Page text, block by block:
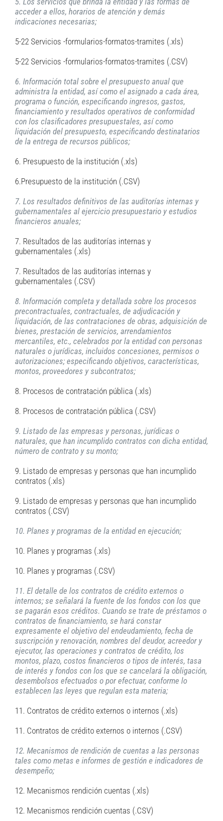
acceder a ellos, horarios de atención y demás
indicaciones necesarias;
5-22 Servicios -formularios-formatos-tramites (.xls)
5-22 Servicios -formularios-formatos-tramites (.CSV)
6. Información total sobre el presupuesto anual que
administra la entidad, así como el asignado a cada área,
programa o función, especificando ingresos, gastos,
financiamiento y resultados operativos de conformidad
con los clasificadores presupuestales, así como
liquidación del presupuesto, especificando destinatarios
de la entrega de recursos públicos;
6. Presupuesto de la institución (.xls)
6.Presupuesto de la institución (.CSV)
7. Los resultados definitivos de las auditorías internas y
gubernamentales al ejercicio presupuestario y estudios
financieros anuales;
7. Resultados de las auditorías internas y
gubernamentales (.xls)
7. Resultados de las auditorías internas y
gubernamentales (.CSV)
8. Información completa y detallada sobre los procesos
precontractuales, contractuales, de adjudicación y
liquidación, de las contrataciones de obras, adquisición de
bienes, prestación de servicios, arrendamientos
mercantiles, etc., celebrados por la entidad con personas
naturales o jurídicas, incluidos concesiones, permisos o
autorizaciones; especificando objetivos, características,
montos, proveedores y subcontratos;
8. Procesos de contratación pública (.xls)
8. Procesos de contratación pública (.CSV)
9. Listado de las empresas y personas, jurídicas o
naturales, que han incumplido contratos con dicha entidad,
número de contrato y su monto;
9. Listado de empresas y personas que han incumplido
contratos (.xls)
9. Listado de empresas y personas que han incumplido
contratos (.CSV)
10. Planes y programas de la entidad en ejecución;
10. Planes y programas (.xls)
10. Planes y programas (.CSV)
11. El detalle de los contratos de crédito externos o
internos; se señalará la fuente de los fondos con los que
se pagarán esos créditos. Cuando se trate de préstamos o
contratos de financiamiento, se hará constar
expresamente el objetivo del endeudamiento, fecha de
suscripción y renovación, nombres del deudor, acreedor y
ejecutor, las operaciones y contratos de crédito, los
montos, plazo, costos financieros o tipos de interés, tasa
de interés y fondos con los que se cancelará la obligación,
desembolsos efectuados o por efectuar, conforme lo
establecen las leyes que regulan esta materia;
11. Contratos de crédito externos o internos (.xls)
11. Contratos de crédito externos o internos (.CSV)
12. Mecanismos de rendición de cuentas a las personas
tales como metas e informes de gestión e indicadores de
desempeño;
12. Mecanismos rendición cuentas (.xls)
12. Mecanismos rendición cuentas (.CSV)